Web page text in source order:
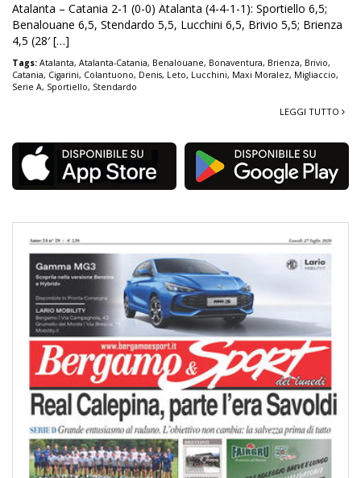
Atalanta – Catania 2-1 (0-0) Atalanta (4-4-1-1): Sportiello 6,5;
Benalouane 6,5, Stendardo 5,5, Lucchini 6,5, Brivio 5,5; Brienza
4,5 (28′ […]
Tags: Atalanta, Atalanta-Catania, Benalouane, Bonaventura, Brienza, Brivio,
Catania, Cigarini, Colantuono, Denis, Leto, Lucchini, Maxi Moralez, Migliaccio,
Serie A, Sportiello, Stendardo
LEGGI TUTTO